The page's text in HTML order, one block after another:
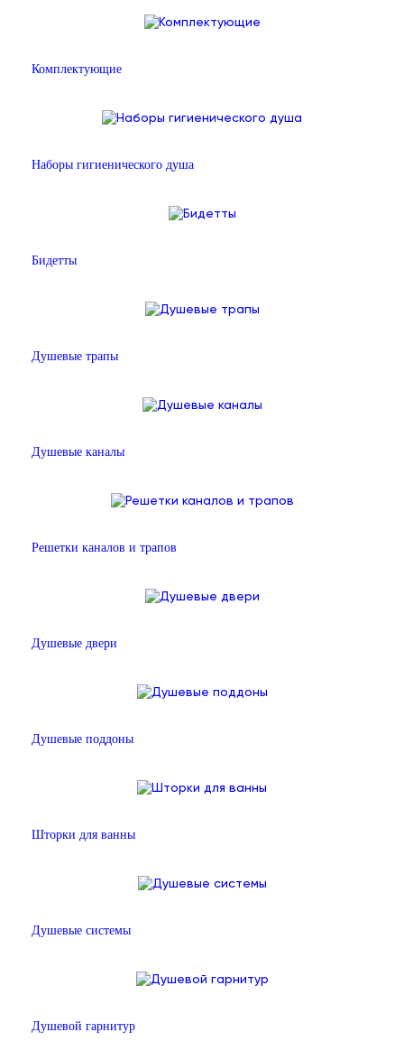
Комплектующие
Наборы гигиенического душа
Бидетты
Душевые трапы
Душевые каналы
Решетки каналов и трапов
Душевые двери
Душевые поддоны
Шторки для ванны
Душевые системы
Душевой гарнитур